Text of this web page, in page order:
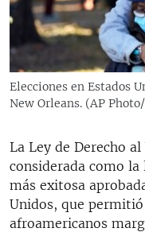
RADIO MARTÍ
ESPECIALES
ESPECIALES
LA REALIDAD DE LA
KENTU-CUBANO
LOS SANTOS DE
DESINFORMACIÓN
MULTIMEDIA
EDITORIALES
SÍGUENOS
Elecciones en Estados
New Orleans. (AP
La Ley de Derecho
considerada como la
más exitosa
Unidos, que
afroamericanos